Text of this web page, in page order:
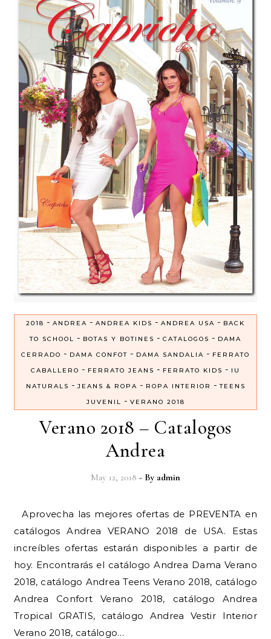
2018 - ANDREA - ANDREA KIDS - ANDREA USA - BACK
TO SCHOOL - BOTAS Y BOTINES - CATALOGOS - DAMA
CERRADO - DAMA CONFOT - DAMA SANDALIA - FERRATO
CABALLERO - FERRATO JEANS - FERRATO KIDS - IU
NATURALS - JEANS & ROPA - ROPA INTERIOR -TEENS
JUVENIL - VERANO 2018
Verano 2018 – Catalogos
Andrea
May 12, 2018 - By admin
Aprovecha las mejores ofertas de PREVENTA en
catálogos Andrea VERANO 2018 de USA. Estas
increíbles ofertas estarán disponibles a partir de
hoy. Encontrarás el catálogo Andrea Dama Verano
2018, catálogo Andrea Teens Verano 2018, catálogo
Andrea Confort Verano 2018, catálogo Andrea
Tropical GRATIS, catálogo Andrea Vestir Interior
Verano 2018, catálogo…